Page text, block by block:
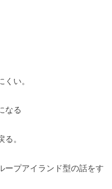
い。
なる
。
ープアイランド型の話をす